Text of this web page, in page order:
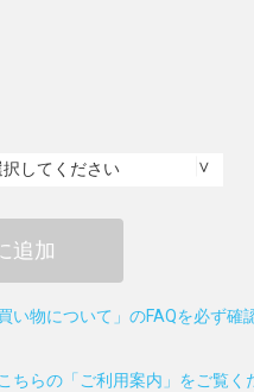
追加
い物について」のFAQを必ず確
ちらの「ご利用案内」をご覧く